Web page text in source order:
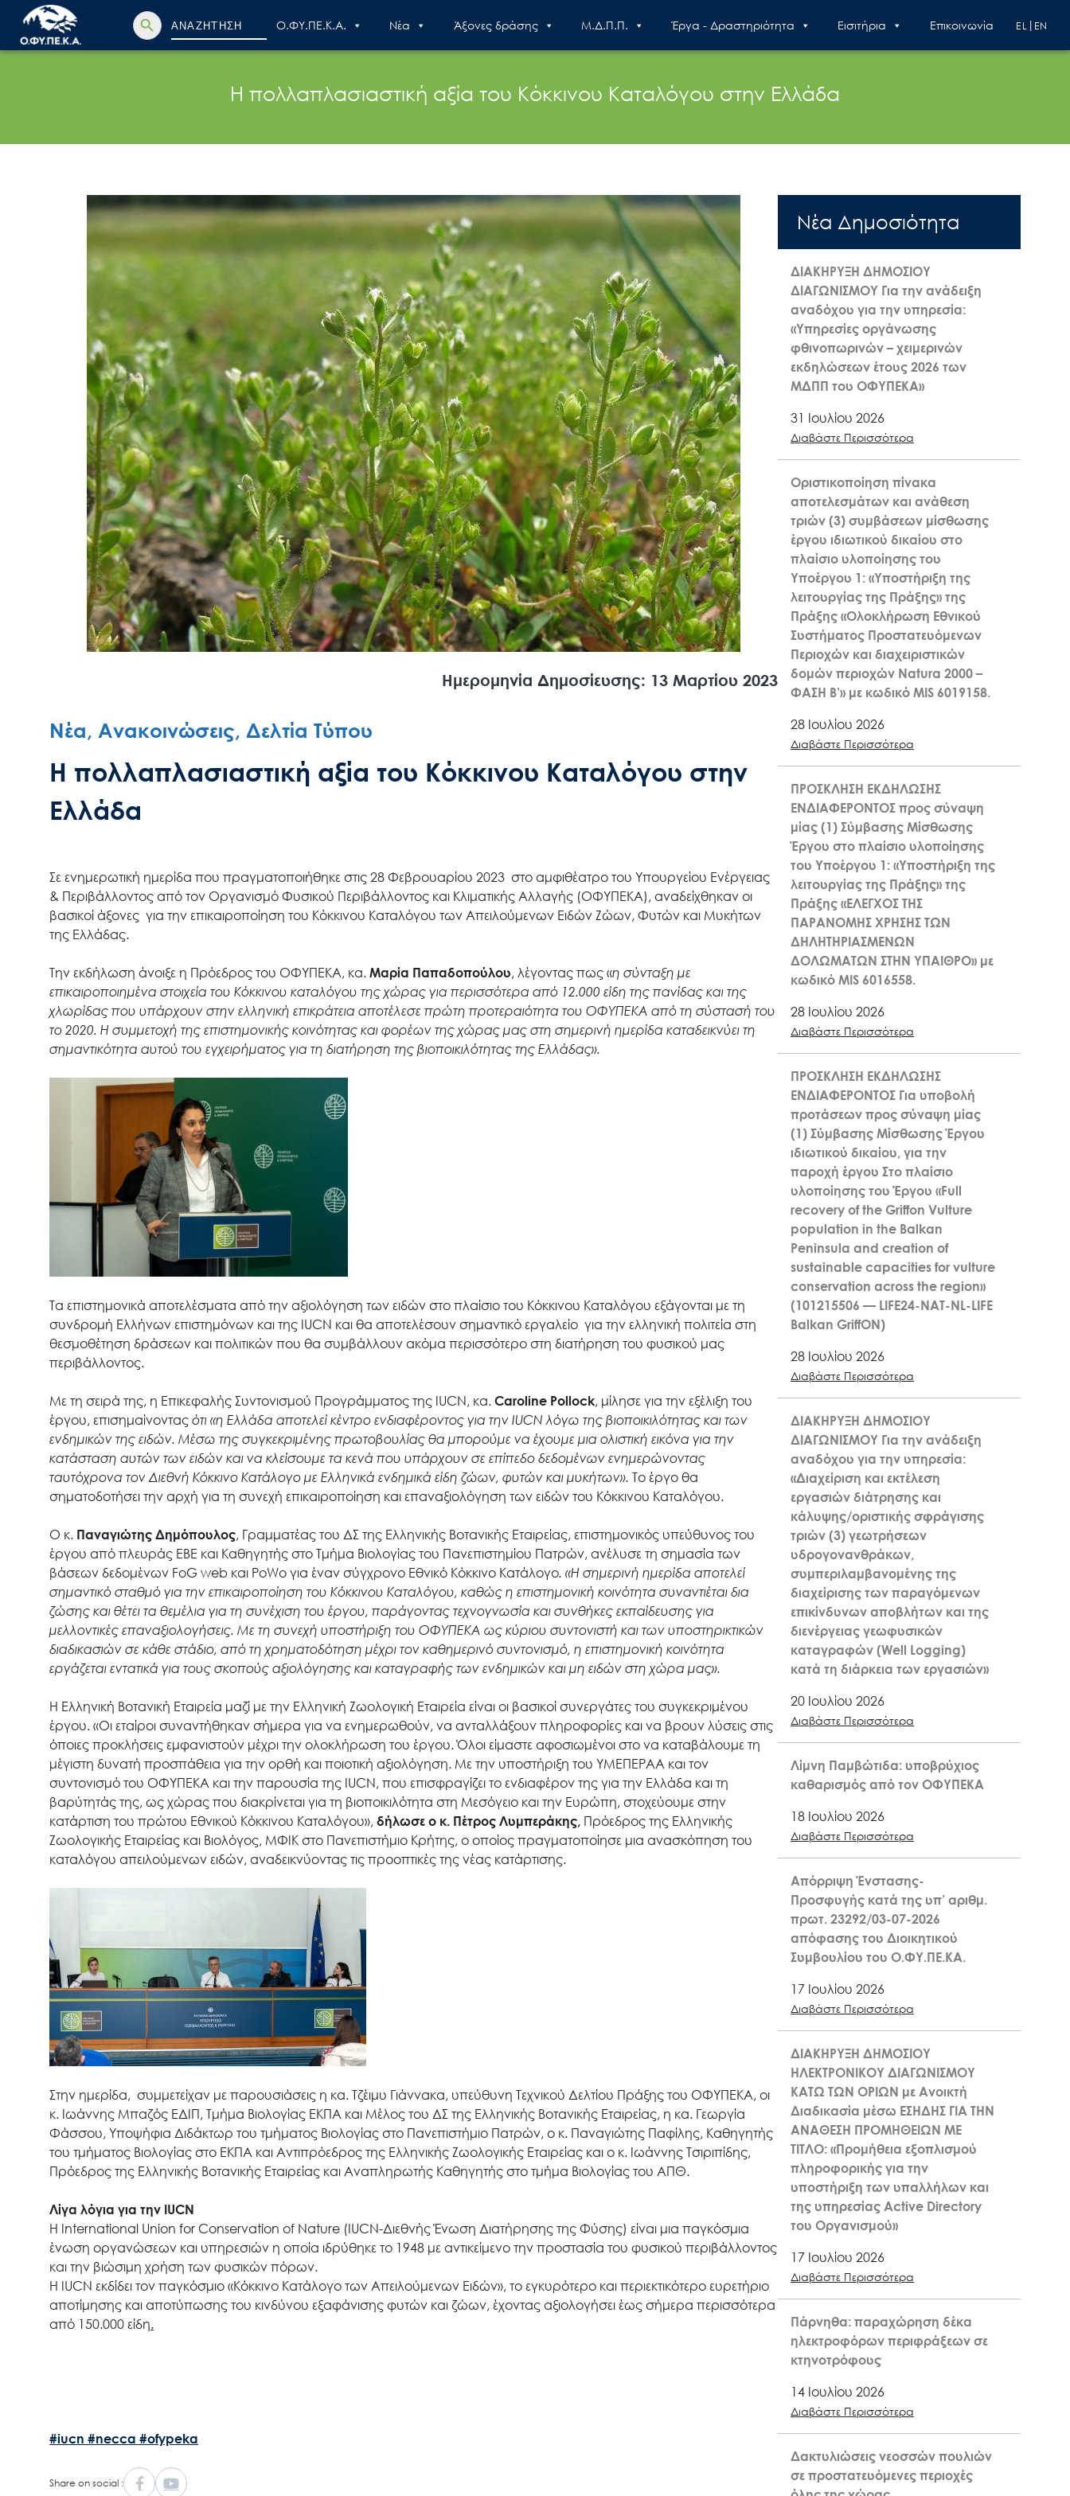
Search
for:
Search Button
Ο.ΦΥ.ΠΕ.Κ.Α. Nέα Άξονες δράσης Μ.Δ.Π.Π. Έργα - Δραστηριότητα Εισιτήρια Επικοινωνία EN
EL
Search
Νέα – Δημοσιότητα
Άξονες δράσης
Μ.Δ.Π.Π.
Η πολλαπλασιαστική αξία του Κόκκινου Καταλόγου στην Ελλάδα
Ημερομηνία Δημοσίευσης: 13 Μαρτίου 2023
Νέα, Ανακοινώσεις, Δελτία Τύπου
Η πολλαπλασιαστική αξία του Κόκκινου Καταλόγου στην
Ελλάδα
Σε ενημερωτική ημερίδα που πραγματοποιήθηκε στις 28 Φεβρουαρίου 2023 στο αμφιθέατρο του Υπουργείου Ενέργειας
& Περιβάλλοντος από τον Οργανισμό Φυσικού Περιβάλλοντος και Κλιματικής Αλλαγής (ΟΦΥΠΕΚΑ), αναδείχθηκαν οι
βασικοί άξονες για την επικαιροποίηση του Κόκκινου Καταλόγου των Απειλούμενων Ειδών Ζώων, Φυτών και Μυκήτων
της Ελλάδας.
Την εκδήλωση άνοιξε η Πρόεδρος του ΟΦΥΠΕΚΑ, κα. Μαρία Παπαδοπούλου, λέγοντας πως «η σύνταξη με
επικαιροποιημένα στοιχεία του Κόκκινου καταλόγου της χώρας για περισσότερα από 12.000 είδη της πανίδας και της
χλωρίδας που υπάρχουν στην ελληνική επικράτεια αποτέλεσε πρώτη προτεραιότητα του ΟΦΥΠΕΚΑ από τη σύστασή του
το 2020. Η συμμετοχή της επιστημονικής κοινότητας και φορέων της χώρας μας στη σημερινή ημερίδα καταδεικνύει τη
σημαντικότητα αυτού του εγχειρήματος για τη διατήρηση της βιοποικιλότητας της Ελλάδας».
Τα επιστημονικά αποτελέσματα από την αξιολόγηση των ειδών στο πλαίσιο του Κόκκινου Καταλόγου εξάγονται με τη
συνδρομή Ελλήνων επιστημόνων και της IUCN και θα αποτελέσουν σημαντικό εργαλείο για την ελληνική πολιτεία στη
θεσμοθέτηση δράσεων και πολιτικών που θα συμβάλλουν ακόμα περισσότερο στη διατήρηση του φυσικού μας
περιβάλλοντος.
Με τη σειρά της, η Επικεφαλής Συντονισμού Προγράμματος της IUCN, κα. Caroline Pollock, μίλησε για την εξέλιξη του
έργου, επισημαίνοντας ότι «η Ελλάδα αποτελεί κέντρο ενδιαφέροντος για την IUCN λόγω της βιοποικιλότητας και των
ενδημικών της ειδών. Μέσω της συγκεκριμένης πρωτοβουλίας θα μπορούμε να έχουμε μια ολιστική εικόνα για την
κατάσταση αυτών των ειδών και να κλείσουμε τα κενά που υπάρχουν σε επίπεδο δεδομένων ενημερώνοντας
ταυτόχρονα τον Διεθνή Κόκκινο Κατάλογο με Ελληνικά ενδημικά είδη ζώων, φυτών και μυκήτων». Το έργο θα
σηματοδοτήσει την αρχή για τη συνεχή επικαιροποίηση και επαναξιολόγηση των ειδών του Κόκκινου Καταλόγου.
Ο κ. Παναγιώτης Δημόπουλος, Γραμματέας του ΔΣ της Ελληνικής Βοτανικής Εταιρείας, επιστημονικός υπεύθυνος του
έργου από πλευράς ΕΒΕ και Καθηγητής στο Τμήμα Βιολογίας του Πανεπιστημίου Πατρών, ανέλυσε τη σημασία των
βάσεων δεδομένων FoG web και PoWo για έναν σύγχρονο Εθνικό Κόκκινο Κατάλογο. «Η σημερινή ημερίδα αποτελεί
σημαντικό σταθμό για την επικαιροποίηση του Κόκκινου Καταλόγου, καθώς η επιστημονική κοινότητα συναντιέται δια
ζώσης και θέτει τα θεμέλια για τη συνέχιση του έργου, παράγοντας τεχνογνωσία και συνθήκες εκπαίδευσης για
μελλοντικές επαναξιολογήσεις. Με τη συνεχή υποστήριξη του ΟΦΥΠΕΚΑ ως κύριου συντονιστή και των υποστηρικτικών
διαδικασιών σε κάθε στάδιο, από τη χρηματοδότηση μέχρι τον καθημερινό συντονισμό, η επιστημονική κοινότητα
εργάζεται εντατικά για τους σκοπούς αξιολόγησης και καταγραφής των ενδημικών και μη ειδών στη χώρα μας».
Η Ελληνική Βοτανική Εταιρεία μαζί με την Ελληνική Ζωολογική Εταιρεία είναι οι βασικοί συνεργάτες του συγκεκριμένου
έργου. «Οι εταίροι συναντήθηκαν σήμερα για να ενημερωθούν, να ανταλλάξουν πληροφορίες και να βρουν λύσεις στις
όποιες προκλήσεις εμφανιστούν μέχρι την ολοκλήρωση του έργου. Όλοι είμαστε αφοσιωμένοι στο να καταβάλουμε τη
μέγιστη δυνατή προσπάθεια για την ορθή και ποιοτική αξιολόγηση. Με την υποστήριξη του ΥΜΕΠΕΡΑΑ και τον
συντονισμό του ΟΦΥΠΕΚΑ και την παρουσία της IUCN, που επισφραγίζει το ενδιαφέρον της για την Ελλάδα και τη
βαρύτητάς της, ως χώρας που διακρίνεται για τη βιοποικιλότητα στη Μεσόγειο και την Ευρώπη, στοχεύουμε στην
κατάρτιση του πρώτου Εθνικού Κόκκινου Καταλόγου», δήλωσε ο κ. Πέτρος Λυμπεράκης, Πρόεδρος της Ελληνικής
Ζωολογικής Εταιρείας και Βιολόγος, ΜΦΙΚ στο Πανεπιστήμιο Κρήτης, ο οποίος πραγματοποίησε μια ανασκόπηση του
καταλόγου απειλούμενων ειδών, αναδεικνύοντας τις προοπτικές της νέας κατάρτισης.
Στην ημερίδα, συμμετείχαν με παρουσιάσεις η κα. Τζέιμυ Γιάννακα, υπεύθυνη Τεχνικού Δελτίου Πράξης του ΟΦΥΠΕΚΑ, οι
κ. Ιωάννης Μπαζός ΕΔΙΠ, Τμήμα Βιολογίας ΕΚΠΑ και Μέλος του ΔΣ της Ελληνικής Βοτανικής Εταιρείας, η κα. Γεωργία
Φάσσου, Υποψήφια Διδάκτωρ του τμήματος Βιολογίας στο Πανεπιστήμιο Πατρών, ο κ. Παναγιώτης Παφίλης, Καθηγητής
του τμήματος Βιολογίας στο ΕΚΠΑ και Αντιπρόεδρος της Ελληνικής Ζωολογικής Εταιρείας και ο κ. Ιωάννης Τσιριπίδης,
Πρόεδρος της Ελληνικής Βοτανικής Εταιρείας και Αναπληρωτής Καθηγητής στο τμήμα Βιολογίας του ΑΠΘ.
Λίγα λόγια για την IUCN
Η International Union for Conservation of Nature (IUCN-Διεθνής Ένωση Διατήρησης της Φύσης) είναι μια παγκόσμια
ένωση οργανώσεων και υπηρεσιών η οποία ιδρύθηκε το 1948 με αντικείμενο την προστασία του φυσικού περιβάλλοντος
και την βιώσιμη χρήση των φυσικών πόρων.
Η IUCN εκδίδει τον παγκόσμιο «Κόκκινο Κατάλογο των Απειλούμενων Ειδών», το εγκυρότερο και περιεκτικότερο ευρετήριο
αποτίμησης και αποτύπωσης του κινδύνου εξαφάνισης φυτών και ζώων, έχοντας αξιολογήσει έως σήμερα περισσότερα
από 150.000 είδη.
#iucn #necca #ofypeka
Share on social :
Nέα Δημοσιότητα
ΔΙΑΚΗΡΥΞΗ ΔΗΜΟΣΙΟΥ
ΔΙΑΓΩΝΙΣΜΟΥ Για την ανάδειξη
αναδόχου για την υπηρεσία:
«Υπηρεσίες οργάνωσης
φθινοπωρινών – χειμερινών
εκδηλώσεων έτους 2026 των
ΜΔΠΠ του ΟΦΥΠΕΚΑ»
31 Ιουλίου 2026
Διαβάστε Περισσότερα
Οριστικοποίηση πίνακα
αποτελεσμάτων και ανάθεση
τριών (3) συμβάσεων μίσθωσης
έργου ιδιωτικού δικαίου στο
πλαίσιο υλοποίησης του
Υποέργου 1: «Υποστήριξη της
λειτουργίας της Πράξης» της
Πράξης «Ολοκλήρωση Εθνικού
Συστήματος Προστατευόμενων
Περιοχών και διαχειριστικών
δομών περιοχών Natura 2000 –
ΦΑΣΗ Β’» με κωδικό MIS 6019158.
28 Ιουλίου 2026
Διαβάστε Περισσότερα
ΠΡΟΣΚΛΗΣΗ ΕΚΔΗΛΩΣΗΣ
ΕΝΔΙΑΦΕΡΟΝΤΟΣ προς σύναψη
μίας (1) Σύμβασης Μίσθωσης
Έργου στο πλαίσιο υλοποίησης
του Υποέργου 1: «Υποστήριξη της
λειτουργίας της Πράξης» της
Πράξης «ΕΛΕΓΧΟΣ ΤΗΣ
ΠΑΡΑΝΟΜΗΣ ΧΡΗΣΗΣ ΤΩΝ
ΔΗΛΗΤΗΡΙΑΣΜΕΝΩΝ
ΔΟΛΩΜΑΤΩΝ ΣΤΗΝ ΥΠΑΙΘΡΟ» με
κωδικό MIS 6016558.
28 Ιουλίου 2026
Διαβάστε Περισσότερα
ΠΡΟΣΚΛΗΣΗ ΕΚΔΗΛΩΣΗΣ
ΕΝΔΙΑΦΕΡΟΝΤΟΣ Για υποβολή
προτάσεων προς σύναψη μίας
(1) Σύμβασης Μίσθωσης Έργου
ιδιωτικού δικαίου, για την
παροχή έργου Στο πλαίσιο
υλοποίησης του Έργου «Full
recovery of the Griffon Vulture
population in the Balkan
Peninsula and creation of
sustainable capacities for vulture
conservation across the region»
(101215506 — LIFE24-NAT-NL-LIFE
Balkan GriffON)
28 Ιουλίου 2026
Διαβάστε Περισσότερα
ΔΙΑΚΗΡΥΞΗ ΔΗΜΟΣΙΟΥ
ΔΙΑΓΩΝΙΣΜΟΥ Για την ανάδειξη
αναδόχου για την υπηρεσία:
«Διαχείριση και εκτέλεση
εργασιών διάτρησης και
κάλυψης/οριστικής σφράγισης
τριών (3) γεωτρήσεων
υδρογονανθράκων,
συμπεριλαμβανομένης της
διαχείρισης των παραγόμενων
επικίνδυνων αποβλήτων και της
διενέργειας γεωφυσικών
καταγραφών (Well Logging)
κατά τη διάρκεια των εργασιών»
20 Ιουλίου 2026
Διαβάστε Περισσότερα
Λίμνη Παμβώτιδα: υποβρύχιος
καθαρισμός από τον ΟΦΥΠΕΚΑ
18 Ιουλίου 2026
Διαβάστε Περισσότερα
Απόρριψη Ένστασης-
Προσφυγής κατά της υπ’ αριθμ.
πρωτ. 23292/03-07-2026
απόφασης του Διοικητικού
Συμβουλίου του Ο.ΦΥ.ΠΕ.ΚΑ.
17 Ιουλίου 2026
Διαβάστε Περισσότερα
ΔΙΑΚΗΡΥΞΗ ΔΗΜΟΣΙΟΥ
ΗΛΕΚΤΡΟΝΙΚΟΥ ΔΙΑΓΩΝΙΣΜΟΥ
ΚΑΤΩ ΤΩΝ ΟΡΙΩΝ με Ανοικτή
Διαδικασία μέσω ΕΣΗΔΗΣ ΓΙΑ ΤΗΝ
ΑΝΑΘΕΣΗ ΠΡΟΜΗΘΕΙΩΝ ΜΕ
ΤΙΤΛΟ: «Προμήθεια εξοπλισμού
πληροφορικής για την
υποστήριξη των υπαλλήλων και
της υπηρεσίας Active Directory
του Οργανισμού»
17 Ιουλίου 2026
Διαβάστε Περισσότερα
Πάρνηθα: παραχώρηση δέκα
ηλεκτροφόρων περιφράξεων σε
κτηνοτρόφους
14 Ιουλίου 2026
Διαβάστε Περισσότερα
Δακτυλιώσεις νεοσσών πουλιών
σε προστατευόμενες περιοχές